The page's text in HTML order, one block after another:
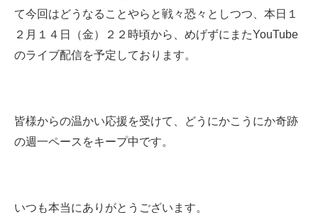
て今回はどうなることやらと戦々恐々としつつ、本日１
２月１４日（金）２２時頃から、めげずにまたYouTube
のライブ配信を予定しております。
皆様からの温かい応援を受けて、どうにかこうにか奇跡
の週一ペースをキープ中です。
いつも本当にありがとうございます。